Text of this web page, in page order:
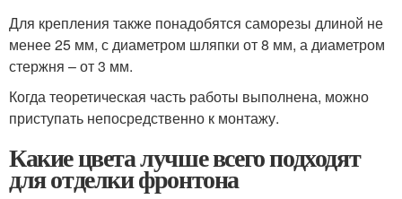
Для крепления также понадобятся саморезы длиной не
менее 25 мм, с диаметром шляпки от 8 мм, а диаметром
стержня – от 3 мм.
Когда теоретическая часть работы выполнена, можно
приступать непосредственно к монтажу.
Какие цвета лучше всего подходят
для отделки фронтона